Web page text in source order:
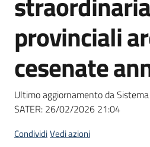
Supporto
Piattaforme
telematiche
provinciali
cesenate
Ultimo aggiornamento da
SATER: 26/02/2026 21:04
CondividiVedi azioni